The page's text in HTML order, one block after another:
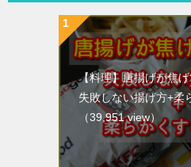
【料理】唐揚げが焦
失敗しない揚げ方+柔
（39,951 view）